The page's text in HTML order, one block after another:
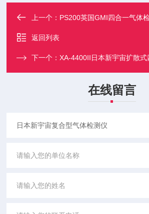
上一个： PS200英国GMI四合一气体
返回列表
下一个：XA-4400II日本新宇宙扩散
在线留言